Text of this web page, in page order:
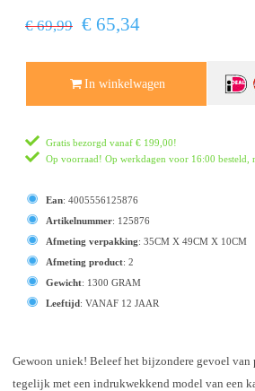
€ 69,99 € 65,34
In winkelwagen
Gratis bezorgd vanaf € 199,00!
Op voorraad! Op werkdagen voor 16:00 besteld,
Ean: 4005556125876
Artikelnummer: 125876
Afmeting verpakking: 35CM X 49CM X 10CM
Afmeting product: 2
Gewicht: 1300 GRAM
Leeftijd: VANAF 12 JAAR
Gewoon uniek! Beleef het bijzondere gevoel van
tegelijk met een indrukwekkend model van een